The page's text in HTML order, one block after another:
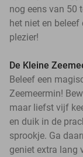
nog eens van 50
het niet en
plezier!
De Kleine
Beleef een
Zeemeermin!
maar liefst vijf
en duik in de
sprookje. Ga
geniet extra lang